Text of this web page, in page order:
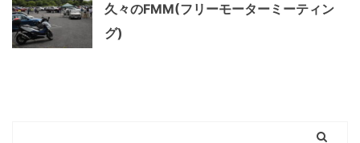
久々のFMM(フリーモーターミーティン
グ)